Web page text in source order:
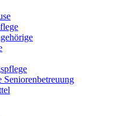
Seniorenbetreuung